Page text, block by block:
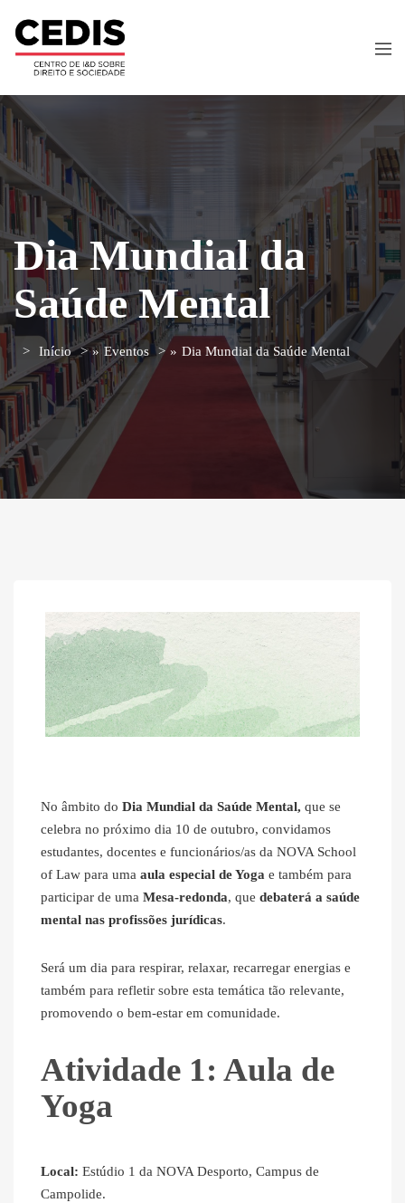
Dia Mundial da
Saúde Mental
Início » Eventos » Dia Mundial da Saúde Mental
No âmbito do Dia Mundial da Saúde Mental, que se
celebra no próximo dia 10 de outubro, convidamos
estudantes, docentes e funcionários/as da NOVA School
of Law para uma aula especial de Yoga e também para
participar de uma Mesa-redonda, que debaterá a saúde
mental nas profissões jurídicas.
Será um dia para respirar, relaxar, recarregar energias e
também para refletir sobre esta temática tão relevante,
promovendo o bem-estar em comunidade.
Atividade 1: Aula de
Yoga
Local: Estúdio 1 da NOVA Desporto, Campus de
Campolide.